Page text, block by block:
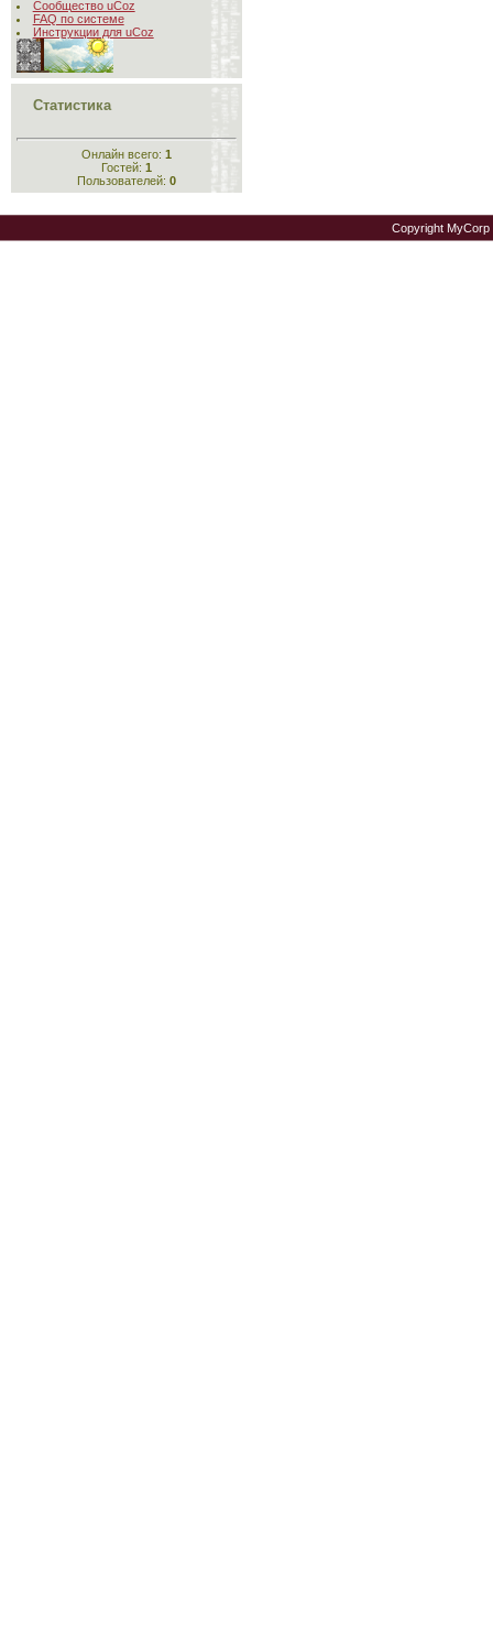
Сообщество uCoz
FAQ по системе
Инструкции для uCoz
Статистика
Онлайн всего: 1
Гостей: 1
Пользователей: 0
Copyright MyCorp